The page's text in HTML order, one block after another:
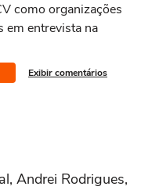
como organizações
em entrevista na
Exibir comentários
Andrei Rodrigues,